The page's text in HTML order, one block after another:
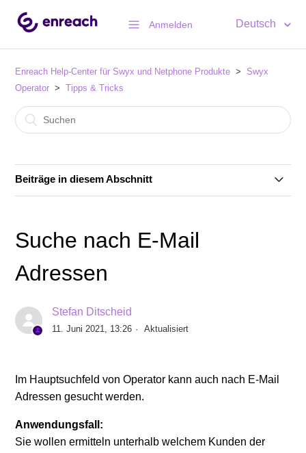
Anmelden Deutsch
Enreach Help-Center für Swyx und Netphone Produkte
Swyx
Operator
Tipps & Tricks
Beiträge in diesem Abschnitt
Suche nach E-Mail Adressen
Suche nach E-Mail
Adressen
Stefan Ditscheid
11. Juni 2021, 13:26 Aktualisiert
Im Hauptsuchfeld von Operator kann auch nach E-Mail
Adressen gesucht werden.
Anwendungsfall:
Sie wollen ermitteln unterhalb welchem Kunden der